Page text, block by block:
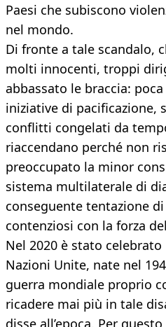
Paesi che subiscono
nel mondo.
Di fronte a tale scandalo,
molti innocenti, troppi
abbassato le braccia:
iniziative di pacificazione,
conflitti congelati da
riaccendano perché non
preoccupato la minor
sistema multilaterale di
conseguente tentazione
contenziosi con la forza
Nel 2020 è stato
Nazioni Unite, nate nel
guerra mondiale proprio
ricadere mai più in tale
disse all’epoca. Per